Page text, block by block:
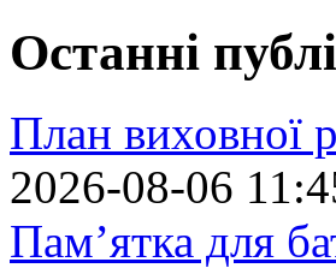
Останні
План виховної
2026-08-06
Пам’ятка для